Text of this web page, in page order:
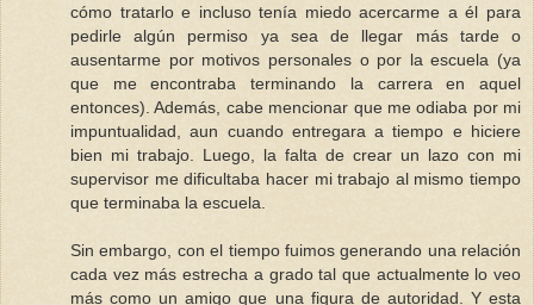
cómo tratarlo e incluso tenía miedo acercarme a él para
pedirle algún permiso ya sea de llegar más tarde o
ausentarme por motivos personales o por la escuela (ya
que me encontraba terminando la carrera en aquel
entonces). Además, cabe mencionar que me odiaba por mi
impuntualidad, aun cuando entregara a tiempo e hiciere
bien mi trabajo. Luego, la falta de crear un lazo con mi
supervisor me dificultaba hacer mi trabajo al mismo tiempo
que terminaba la escuela.
Sin embargo, con el tiempo fuimos generando una relación
cada vez más estrecha a grado tal que actualmente lo veo
más como un amigo que una figura de autoridad. Y esta